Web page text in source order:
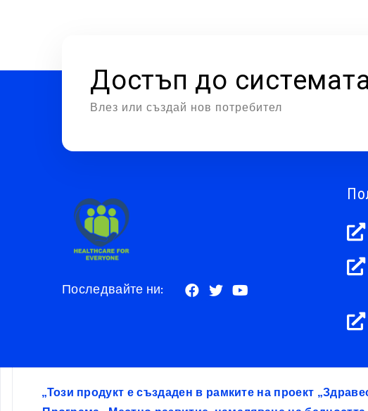
Достъп до
Влез или създай нов потребител
Последвайте ни:
„Този продукт е създаден в рамките на проект